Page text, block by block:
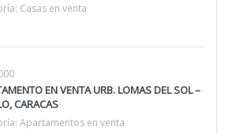
Casas en venta
EN VENTA URB. LOMAS DEL SOL –
CARACAS
Apartamentos en venta